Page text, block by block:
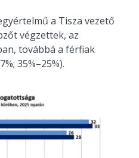
a Tisza vezető
végzettek, az
továbbá a férfiak
35%–25%).